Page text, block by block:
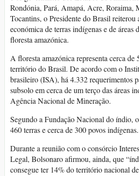
Rondónia, Pará, Amapá, Acre, Roraima,
Tocantins, o Presidente do Brasil reiterou
económica de terras indígenas e de áreas
floresta amazónica.
A floresta amazónica representa cerca de
território do Brasil. De acordo com o
brasileiro (ISA), há 4.332 requerimentos
subsolo em cerca de um terço das áreas
Agência Nacional de Mineração.
Segundo a Fundação Nacional do índio,
460 terras e cerca de 300 povos indígenas.
Durante a reunião com o consórcio
Legal, Bolsonaro afirmou, ainda, que
consegue ter 14% do território nacional